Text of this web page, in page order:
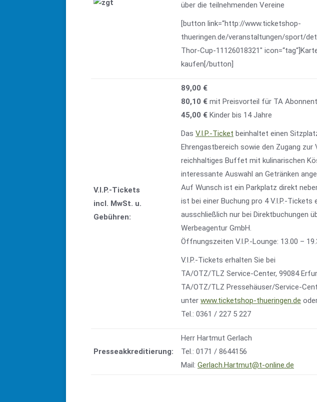
über die teilnehmenden Vereine
[button link=“http://www.ticketshop-
thueringen.de/veranstaltungen/sport/
Thor-Cup-11126018321″
kaufen[/button]
V.I.P.-Tickets
incl. MwSt. u.
Gebühren:
89,00 €
80,10 € mit Preisvorteil für TA
45,00 € Kinder bis 14 Jahre
Das V.I.P.-Ticket beinhaltet einen
Ehrengastbereich sowie den Zugang zur
reichhaltiges Buffet mit kulinarischen
interessante Auswahl an Getränken
Auf Wunsch ist ein Parkplatz direkt
ist bei einer Buchung pro 4 V.I.P.-Tickets
ausschließlich nur bei Direktbuchungen
Werbeagentur GmbH.
Öffnungszeiten V.I.P.-Lounge: 13.00 –
V.I.P.-Tickets erhalten Sie bei
TA/OTZ/TLZ Service-Center, 99084
TA/OTZ/TLZ Pressehäuser/Service-
unter www.ticketshop-thueringen.de
Tel.: 0361 / 227 5 227
Presseakkreditierung:
Herr Hartmut Gerlach
Tel.: 0171 / 8644156
Mail: Gerlach.Hartmut@t-online.de